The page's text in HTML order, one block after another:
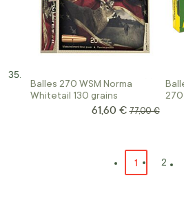
Balles 270 WSM Norma
Whitetail 130 grains
Prix Spécial
61,60 € Prix normal
77,00 €
270
Page
Vous lisez
1 Page
2